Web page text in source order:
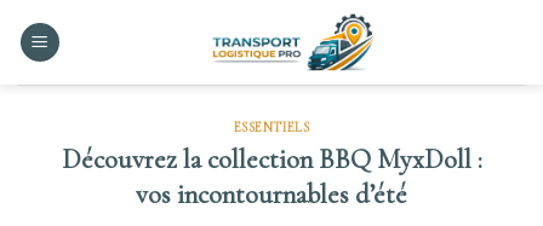
ESSENTIELS
Découvrez la collection BBQ MyxDoll :
vos incontournables d’été